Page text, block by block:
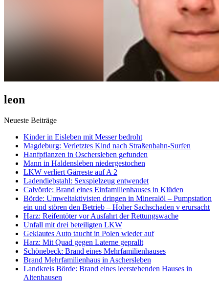
leon
Neueste Beiträge
Kinder in Eisleben mit Messer bedroht
Magdeburg: Verletztes Kind nach Straßenbahn-Surfen
Hanfpflanzen in Oschersleben gefunden
Mann in Haldensleben niedergestochen
LKW verliert Gärreste auf A 2
Ladendiebstahl: Sexspielzeug entwendet
Calvörde: Brand eines Einfamilienhauses in Klüden
Börde: Umweltaktivisten dringen in Mineralöl – Pumpstation
ein und stören den Betrieb – Hoher Sachschaden v erursacht
Harz: Reifentöter vor Ausfahrt der Rettungswache
Unfall mit drei beteiligten LKW
Geklautes Auto taucht in Polen wieder auf
Harz: Mit Quad gegen Laterne geprallt
Schönebeck: Brand eines Mehrfamilienhauses
Brand Mehrfamilienhaus in Aschersleben
Landkreis Börde: Brand eines leerstehenden Hauses in
Altenhausen